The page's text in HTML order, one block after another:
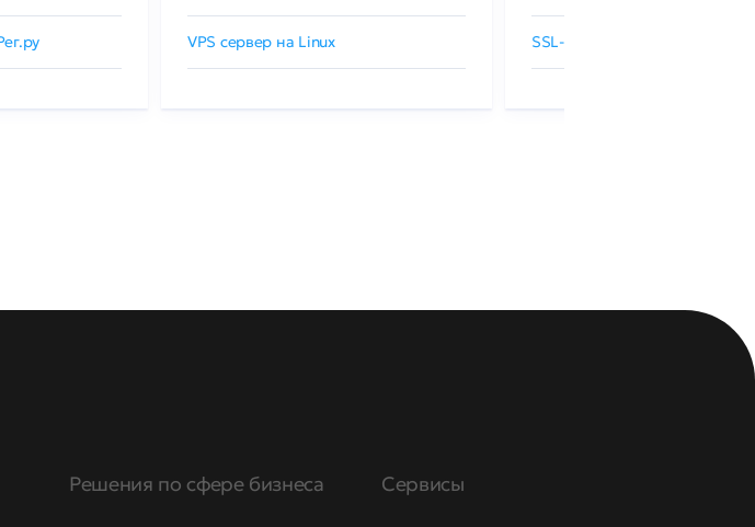
VPS сервер на Linux SSL-сертификаты GlobalSign
Решения по сфере бизнеса Сервисы